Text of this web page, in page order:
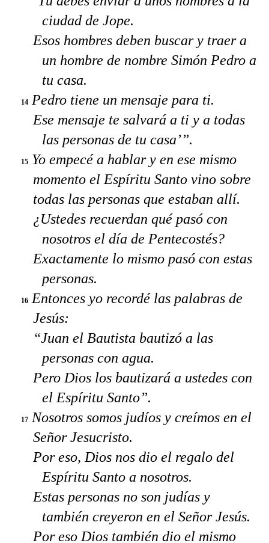
ciudad de Jope.
Esos hombres deben buscar y traer a
un hombre de nombre Simón Pedro a
tu casa.
14 Pedro tiene un mensaje para ti.
Ese mensaje te salvará a ti y a todas
las personas de tu casa’”.
15 Yo empecé a hablar y en ese mismo
momento el Espíritu Santo vino sobre
todas las personas que estaban allí.
¿Ustedes recuerdan qué pasó con
nosotros el día de Pentecostés?
Exactamente lo mismo pasó con estas
personas.
16 Entonces yo recordé las palabras de
Jesús:
“Juan el Bautista bautizó a las
personas con agua.
Pero Dios los bautizará a ustedes con
el Espíritu Santo”.
17 Nosotros somos judíos y creímos en el
Señor Jesucristo.
Por eso, Dios nos dio el regalo del
Espíritu Santo a nosotros.
Estas personas no son judías y
también creyeron en el Señor Jesús.
Por eso Dios también dio el mismo